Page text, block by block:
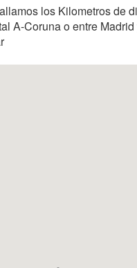
los Kilometros de
A-Coruna o entre